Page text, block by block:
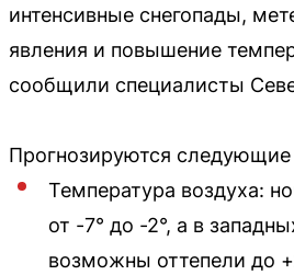
интенсивные снегопады,
явления и повышение
сообщили специалисты
Прогнозируются следующие
Температура воздуха:
от -7° до -2°, а в
возможны оттепели до